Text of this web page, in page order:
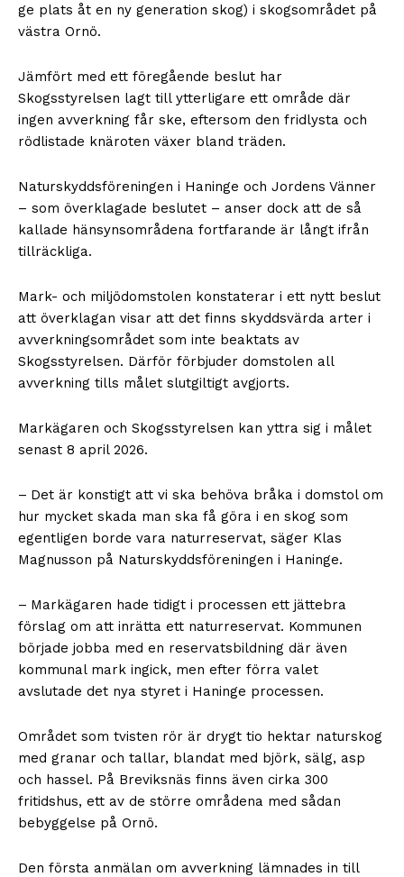
ge plats åt en ny generation skog) i skogsområdet på
västra Ornö.
Jämfört med ett föregående beslut har
Skogsstyrelsen lagt till ytterligare ett område där
ingen avverkning får ske, eftersom den fridlysta och
rödlistade knäroten växer bland träden.
Naturskyddsföreningen i Haninge och Jordens Vänner
– som överklagade beslutet – anser dock att de så
kallade hänsynsområdena fortfarande är långt ifrån
tillräckliga.
Mark- och miljödomstolen konstaterar i ett nytt beslut
att överklagan visar att det finns skyddsvärda arter i
avverkningsområdet som inte beaktats av
Skogsstyrelsen. Därför förbjuder domstolen all
avverkning tills målet slutgiltigt avgjorts.
Markägaren och Skogsstyrelsen kan yttra sig i målet
senast 8 april 2026.
– Det är konstigt att vi ska behöva bråka i domstol om
hur mycket skada man ska få göra i en skog som
egentligen borde vara naturreservat, säger Klas
Magnusson på Naturskyddsföreningen i Haninge.
– Markägaren hade tidigt i processen ett jättebra
förslag om att inrätta ett naturreservat. Kommunen
började jobba med en reservatsbildning där även
kommunal mark ingick, men efter förra valet
avslutade det nya styret i Haninge processen.
Området som tvisten rör är drygt tio hektar naturskog
med granar och tallar, blandat med björk, sälg, asp
och hassel. På Breviksnäs finns även cirka 300
fritidshus, ett av de större områdena med sådan
bebyggelse på Ornö.
Den första anmälan om avverkning lämnades in till